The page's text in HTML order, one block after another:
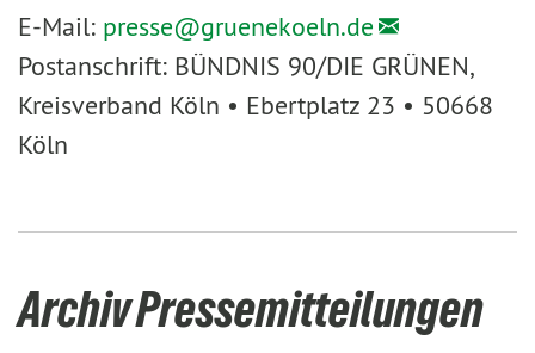
E-Mail: presse@gruenekoeln.de
Postanschrift: BÜNDNIS 90/DIE GRÜNEN,
Kreisverband Köln • Ebertplatz 23 • 50668
Köln
Archiv Pressemitteilungen